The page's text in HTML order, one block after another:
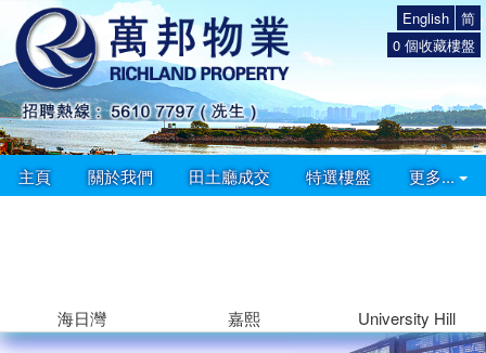
简
English
0 個收藏樓盤
主頁 關於我們 田土廳成交 特選樓盤 更多...
海日灣 嘉熙 University Hill